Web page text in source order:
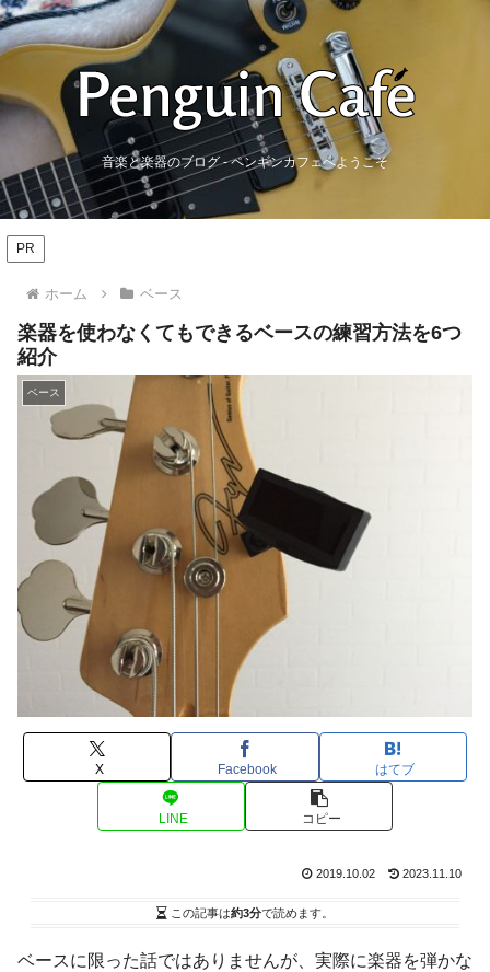
音楽と楽器のブログ - ペンギンカフェへようこそ
PR
ホーム ベース
楽器を使わなくてもできるベースの練習方法を6つ
紹介
ベース
X Facebook はてブ
LINE コピー
2019.10.02 2023.11.10
この記事は約3分で読めます。
ベースに限った話ではありませんが、実際に楽器を弾かな